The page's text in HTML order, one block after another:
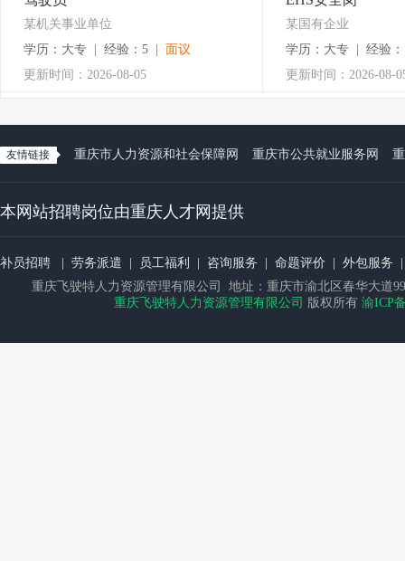
某机关事业单位
学历：大专 | 经验：5 | 面议
更新时间：2026-08-05
某国有企业
学历：大专 | 经验
更新时间：2026-08-
友情链接 重庆市人力资源和社会保障网 重庆市公共就业服务网
本网站招聘岗位由重庆人才网提供
补员招聘 劳务派遣 员工福利 咨询服务 命题评价 外包服务
重庆飞驶特人力资源管理有限公司 地址：重庆市渝北区春华大道
重庆飞驶特人力资源管理有限公司 版权所有 渝ICP